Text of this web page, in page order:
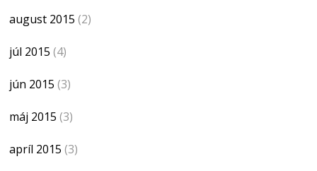
august 2015 (2)
júl 2015 (4)
jún 2015 (3)
máj 2015 (3)
apríl 2015 (3)